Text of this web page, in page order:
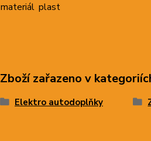
materiál plast
Zboží zařazeno v
Elektro autodoplňky